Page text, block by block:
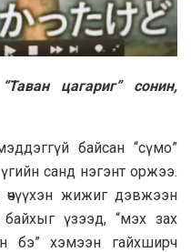
цагариг” сонин,
байсан “сүмо”
санд нэгэнт оржээ.
өчүүхэн жижиг дэвжээн
үзээд, “мэх зах
бэ” хэмээн гайхширч